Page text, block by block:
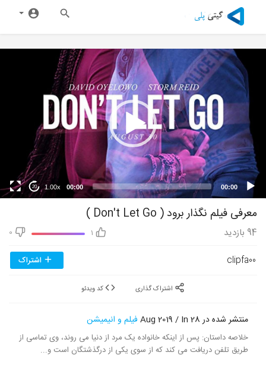
00:00
00:00
1.00x
20
معرفی فیلم نگذار برود ( Don't Let Go )
1
0 94 بازدید
clipfa00 اشتراک
منتشر شده در 28 Aug 2019 / In فیلم و انیمیشن
خلاصه داستان: پس از اینکه خانواده یک مرد از دنیا می روند، وی تماسی از
طریق تلفن دریافت می کند که از سوی یکی از درگذشتگان است و...